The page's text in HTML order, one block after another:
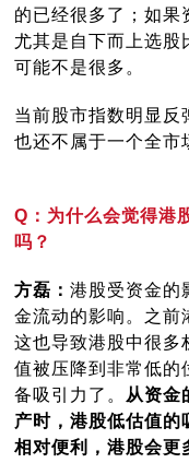
的已经很多了；如果
尤其是自下而上选股
可能不是很多。
当前股市指数明显反
也还不属于一个全市
Q：为什么会觉得港
吗？
方磊：港股受资金的
金流动的影响。之前
这也导致港股中很多
值被压降到非常低的
备吸引力了。 从资金
产时，港股低估值的
相对便利，港股会更